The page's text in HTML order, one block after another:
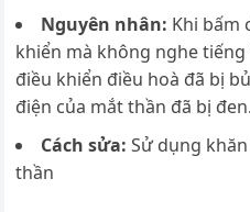
Nguyên nhân: Khi bấm
khiển mà không nghe tiếng
điều khiển điều hoà đã bị
điện của mắt thần đã bị đen.
Cách sửa: Sử dụng
thần